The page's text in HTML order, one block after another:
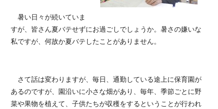
暑い日々が続いていま
すが、皆さん夏バテせずにお過ごしでしょうか。暑さの嫌いな
私ですが、何故か夏バテしたことがありません。
さて話は変わりますが、毎日、通勤している途上に保育園が
あるのですが、園沿いに小さな畑があり、毎年、季節ごとに野
菜や果物を植えて、子供たちが収穫をするということが行われ